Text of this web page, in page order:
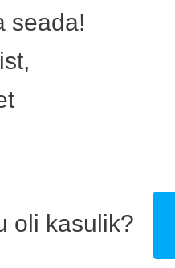
seada!
oli kasulik?